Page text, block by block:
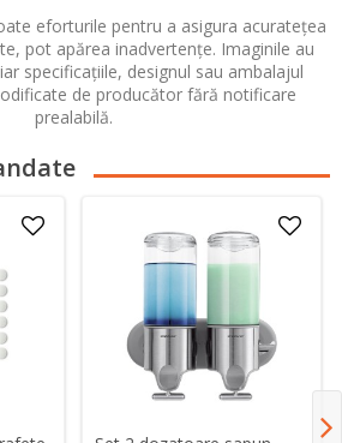
eforturile pentru a asigura acuratețea
pot apărea inadvertențe. Imaginile au
specificațiile, designul sau ambalajul
de producător fără notificare
prealabilă.